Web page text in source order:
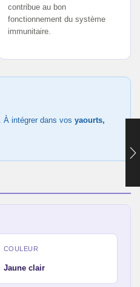
contribue au bon
fonctionnement du système
immunitaire.
intégrer dans vos yaourts,
COULEUR
Jaune clair